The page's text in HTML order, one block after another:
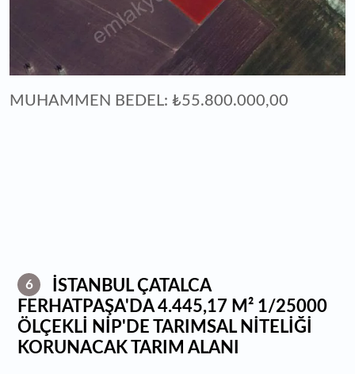
MUHAMMEN BEDEL: ₺55.800.000,00
6
İSTANBUL ÇATALCA
FERHATPAŞA'DA 4.445,17 M² 1/25000
ÖLÇEKLİ NİP'DE TARIMSAL NİTELİĞİ
KORUNACAK TARIM ALANI